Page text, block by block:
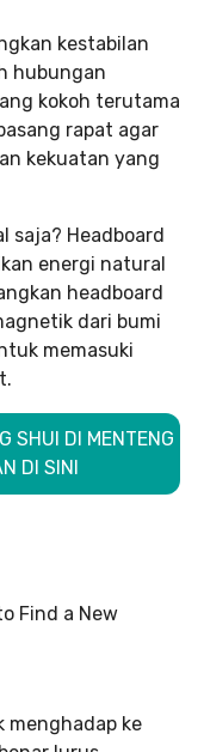
kestabilan
hubungan
kokoh terutama
rapat agar
kekuatan yang
saja? Headboard
energi natural
headboard
dari bumi
memasuki
SHUI DI MENTENG
DI SINI
menghadap ke